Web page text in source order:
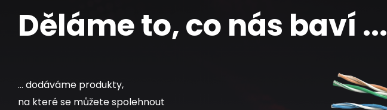
Děláme to, co nás baví ...
... dodáváme produkty,
na které se můžete spolehnout